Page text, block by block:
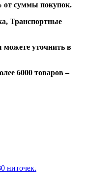
от суммы покупок.
Транспортные
можете уточнить в
6000 товаров –